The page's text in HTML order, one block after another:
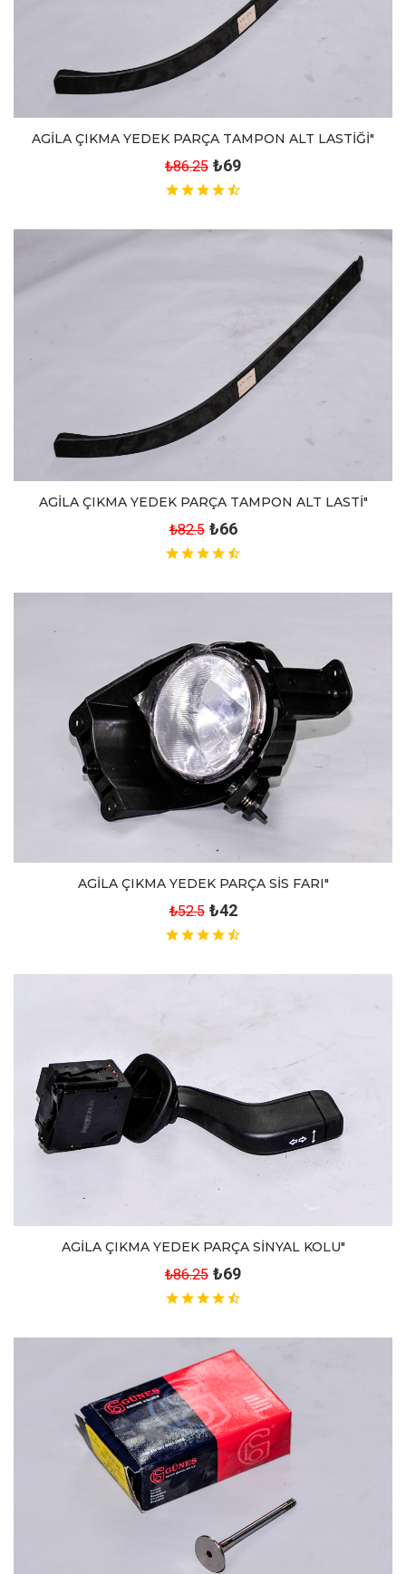
AGİLA ÇIKMA YEDEK PARÇA TAMPON ALT LASTİĞİ"
₺86.25 ₺69
AGİLA ÇIKMA YEDEK PARÇA TAMPON ALT LASTİ"
₺82.5 ₺66
AGİLA ÇIKMA YEDEK PARÇA SİS FARI"
₺52.5 ₺42
AGİLA ÇIKMA YEDEK PARÇA SİNYAL KOLU"
₺86.25 ₺69